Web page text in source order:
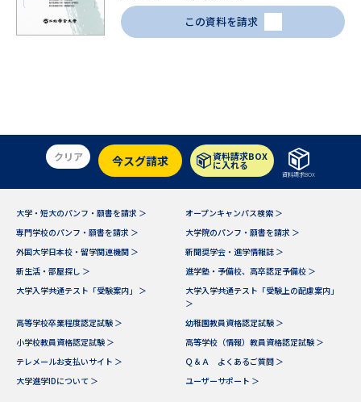
新増設大学・学部・学科特集
国際・グローバルに強い大学特
集
新学年スタート号特集ページ
（高3生用）
新学年スタート号特集ページ
（高2生用）
SELFBRAND特集ページ
オープンキャンパスなどを調べる
オープンキャンパス検索 実施プログラムから探す
来場型・Web型イベント特集 夢ナビライブ
この資料を請求
クリア 今スグ請求 資料請求BOX
に入れる
資料請求BOX
大学・短大のパンフ・願書を請求 ＞
オープンキャンパス検索 ＞
専門学校のパンフ・願書を請求 ＞
大学院のパンフ・願書を請求 ＞
外国大学日本校・留学関連機関 ＞
新聞奨学会・進学情報誌 ＞
新生活・部屋探し ＞
進学塾・予備校、高卒認定予備校 ＞
大学入学共通テスト「受験案内」 ＞
大学入学共通テスト「受験上の配慮案内」
＞
高等学校卒業程度認定試験 ＞
幼稚園教員資格認定試験 ＞
小学校教員資格認定試験 ＞
高等学校（情報）教員資格認定試験 ＞
テレメールお支払いサイト ＞
Ｑ＆Ａ よくあるご質問 ＞
大学進学IDについて ＞
ユーザーサポート ＞